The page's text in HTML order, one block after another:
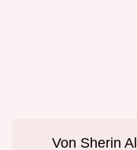
Von Sherin